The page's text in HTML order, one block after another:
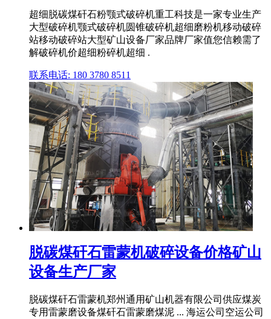
超细脱碳煤矸石粉颚式破碎机重工科技是一家专业生产
大型破碎机颚式破碎机圆锥破碎机超细磨粉机移动破碎
站移动破碎站大型矿山设备厂家品牌厂家值您信赖需了
解破碎机价超细粉碎机超细 .
联系电话: 180 3780 8511
脱碳煤矸石雷蒙机破碎设备价格矿山
设备生产厂家
脱碳煤矸石雷蒙机郑州通用矿山机器有限公司供应煤炭
专用雷蒙磨设备煤矸石雷蒙磨煤泥 ... 海运公司空运公司